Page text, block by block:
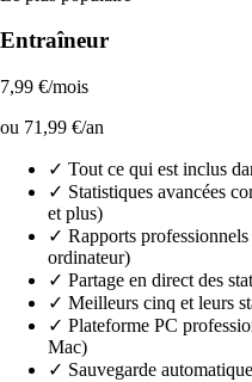
Entraîneur
7,99 €/mois
ou 71,99 €/an
✓ Tout ce qui est inclus
✓ Statistiques avancées
et plus)
✓ Rapports
ordinateur)
✓ Partage en direct des
✓ Meilleurs cinq et leurs
✓ Plateforme PC
Mac)
✓ Sauvegarde